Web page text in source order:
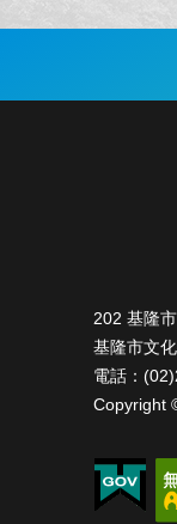
202 基隆
基隆市文
電話：
Copyright